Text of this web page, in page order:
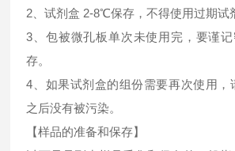
2、试剂盒 2-8℃保存，不得使用过期试
3、包被微孔板单次未使用完，要谨
存。
4、如果试剂盒的组份需要再次使用，
之后没有被污染。
【样品的准备和保存】